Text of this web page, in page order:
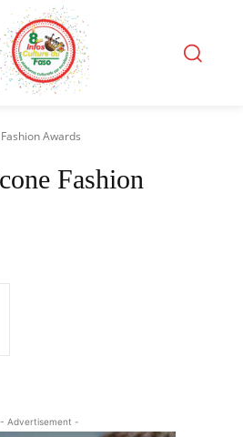
Awards
Fashion
- Advertisement -